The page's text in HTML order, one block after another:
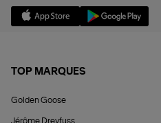
TOP MARQUES
Golden Goose
Jérôme Dreyfuss